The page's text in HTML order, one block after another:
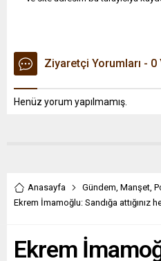
Ziyaretçi Yorumları - 0
Henüz yorum yapılmamış.
Anasayfa Gündem, Manşet,
Ekrem İmamoğlu: Sandığa attığınız
Ekrem